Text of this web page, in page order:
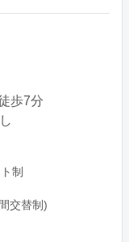
歩7分
制
交替制)